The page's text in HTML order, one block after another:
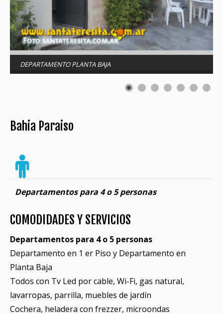
DEPARTAMENTO PLANTA BAJA
Bahia Paraiso
Departamentos para 4 o 5 personas
COMODIDADES Y SERVICIOS
Departamentos para 4 o 5 personas
Departamento en 1 er Piso y Departamento en
Planta Baja
Todos con Tv Led por cable, Wi-Fi, gas natural,
lavarropas, parrilla, muebles de jardín
Cochera, heladera con frezzer, microondas